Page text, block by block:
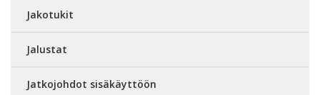
Jakotukit
Jalustat
Jatkojohdot sisäkäyttöön